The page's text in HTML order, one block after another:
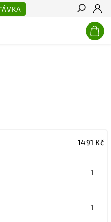
Hledat
1491 Kč
1
1